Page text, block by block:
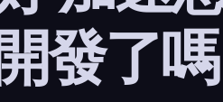
發了